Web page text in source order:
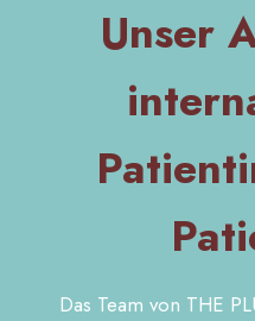
Unser
Das Team von THE